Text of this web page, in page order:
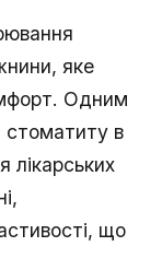
яке
Одним
стоматиту в
лікарських
що